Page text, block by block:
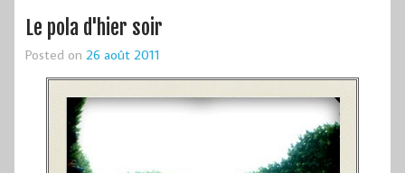
Le pola d'hier soir
Posted on 26 août 2011